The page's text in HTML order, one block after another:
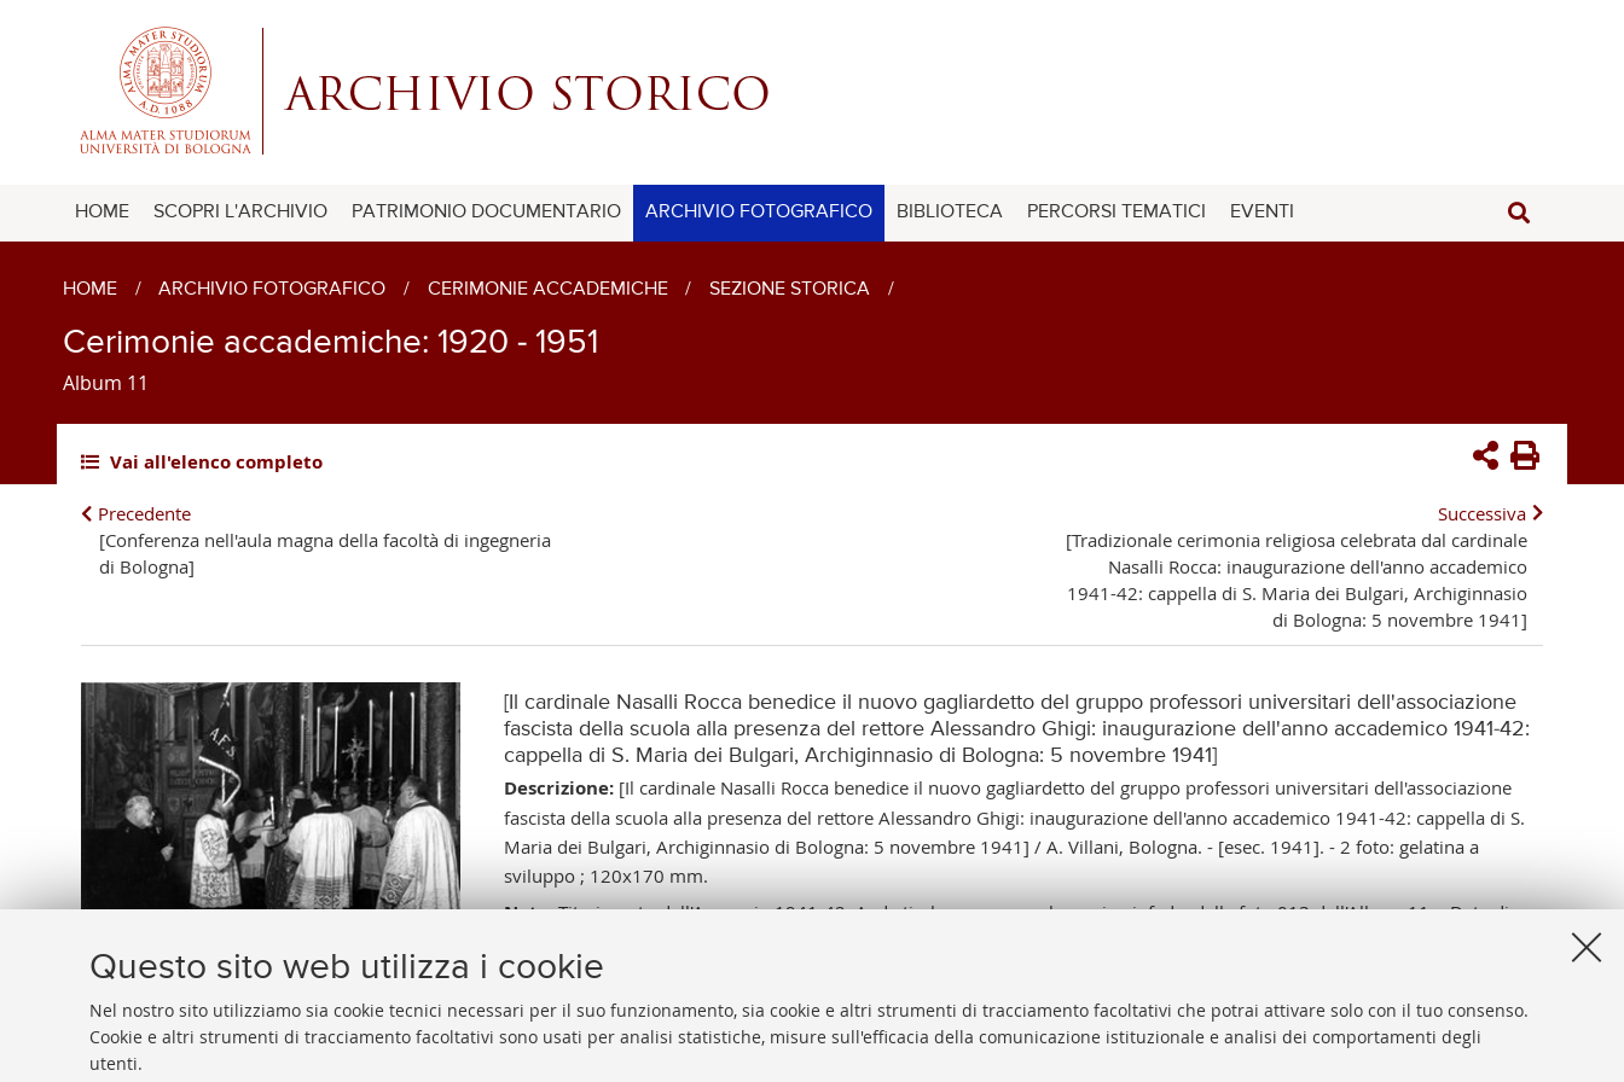
Questo sito web utilizza i cookie
Nel nostro sito utilizziamo sia cookie tecnici necessari per il suo funzionamento, sia cookie e altri strumenti di tracciamento facoltativi che potrai attivare solo con il tuo consenso.
Cookie e altri strumenti di tracciamento facoltativi sono usati per analisi statistiche, misure sull'efficacia della comunicazione istituzionale e analisi dei comportamenti degli
utenti.
HOME SCOPRI L'ARCHIVIO PATRIMONIO DOCUMENTARIO ARCHIVIO FOTOGRAFICO BIBLIOTECA PERCORSI TEMATICI EVENTI
HOME / ARCHIVIO FOTOGRAFICO / CERIMONIE ACCADEMICHE / SEZIONE STORICA /
Cerimonie accademiche: 1920 - 1951
Album 11
Vai all'elenco completo
Precedente
[Conferenza nell'aula magna della facoltà di ingegneria
di Bologna]
Successiva
[Tradizionale cerimonia religiosa celebrata dal cardinale
Nasalli Rocca: inaugurazione dell'anno accademico
1941-42: cappella di S. Maria dei Bulgari, Archiginnasio
di Bologna: 5 novembre 1941]
[Il cardinale Nasalli Rocca benedice il nuovo gagliardetto del gruppo professori universitari dell'associazione
fascista della scuola alla presenza del rettore Alessandro Ghigi: inaugurazione dell'anno accademico 1941-42:
cappella di S. Maria dei Bulgari, Archiginnasio di Bologna: 5 novembre 1941]
Descrizione:[Il cardinale Nasalli Rocca benedice il nuovo gagliardetto del gruppo professori universitari dell'associazione
fascista della scuola alla presenza del rettore Alessandro Ghigi: inaugurazione dell'anno accademico 1941-42: cappella di S.
Maria dei Bulgari, Archiginnasio di Bologna: 5 novembre 1941] / A. Villani, Bologna. - [esec. 1941]. - 2 foto: gelatina a
sviluppo ; 120x170 mm.
Note:Tit. ricavato dall'Annuario 1941-42; A. da timbro a secco sul margine inf. dx. della foto 013 dell'Album 11. - Data di
Vai al catalogo: